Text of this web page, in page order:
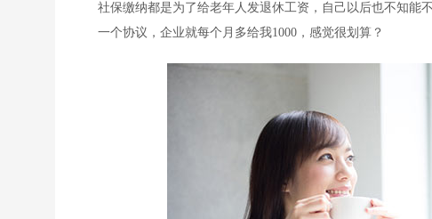
社保缴纳都是为了给老年人发退休工资，自己以后也不知能
一个协议，企业就每个月多给我1000，感觉很划算？